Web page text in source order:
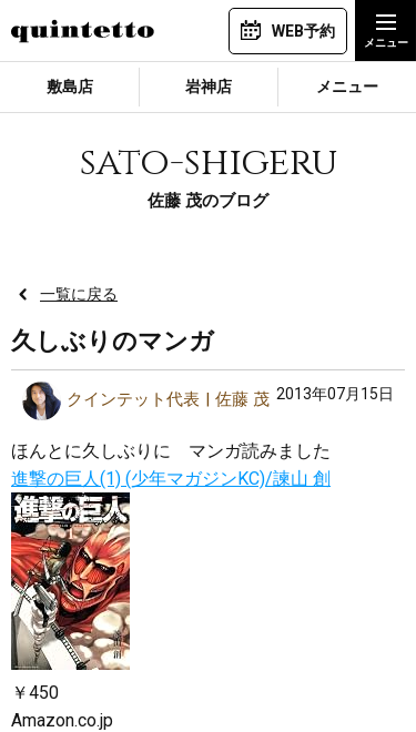
WEB予約
敷島店 岩神店 メニュー
sato-shigeru
佐藤 茂のブログ
一覧に戻る
久しぶりのマンガ
クインテット代表 佐藤 茂 2013年07月15日
ほんとに久しぶりに マンガ読みました
進撃の巨人(1) (少年マガジンKC)/諫山 創
￥450
Amazon.co.jp